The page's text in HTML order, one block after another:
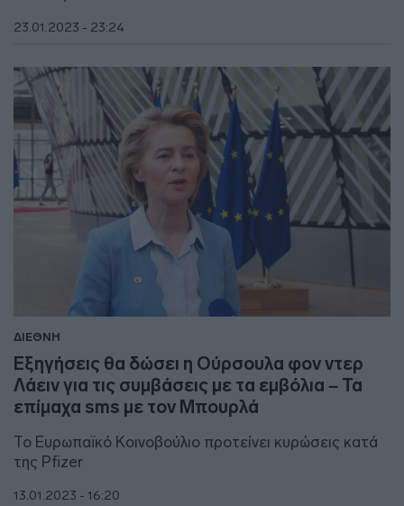
23.01.2023 - 23:24
ΔΙΕΘΝΗ
Εξηγήσεις θα δώσει η Ούρσουλα φον ντερ
Λάειν για τις συμβάσεις με τα εμβόλια – Τα
επίμαχα sms με τον Μπουρλά
Το Ευρωπαϊκό Κοινοβούλιο προτείνει κυρώσεις κατά
της Pfizer
13.01.2023 - 16:20